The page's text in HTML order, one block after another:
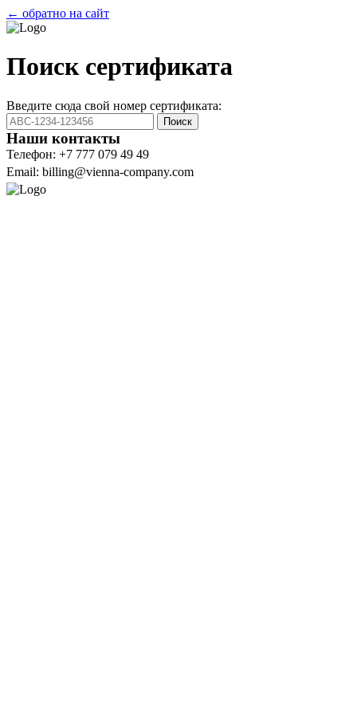
← обратно на сайт
Поиск сертификата
Введите сюда свой номер сертификата:
Поиск
Наши контакты
Телефон: +7 777 079 49 49
Email: billing@vienna-company.com